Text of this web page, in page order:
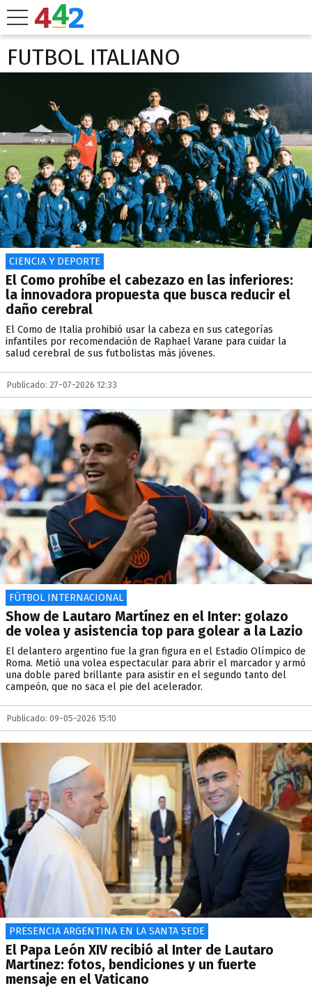
FUTBOL ITALIANO
CIENCIA Y DEPORTE
El Como prohíbe el cabezazo en las inferiores:
la innovadora propuesta que busca reducir el
daño cerebral
El Como de Italia prohibió usar la cabeza en sus categorías
infantiles por recomendación de Raphael Varane para cuidar la
salud cerebral de sus futbolistas más jóvenes.
Publicado: 27-07-2026 12:33
FÚTBOL INTERNACIONAL
Show de Lautaro Martínez en el Inter: golazo
de volea y asistencia top para golear a la Lazio
El delantero argentino fue la gran figura en el Estadio Olímpico de
Roma. Metió una volea espectacular para abrir el marcador y armó
una doble pared brillante para asistir en el segundo tanto del
campeón, que no saca el pie del acelerador.
Publicado: 09-05-2026 15:10
PRESENCIA ARGENTINA EN LA SANTA SEDE
El Papa León XIV recibió al Inter de Lautaro
Martínez: fotos, bendiciones y un fuerte
mensaje en el Vaticano